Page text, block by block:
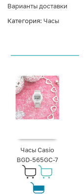
Варианты доставки
Категория: Часы
Часы Casio
BGD-565GC-7